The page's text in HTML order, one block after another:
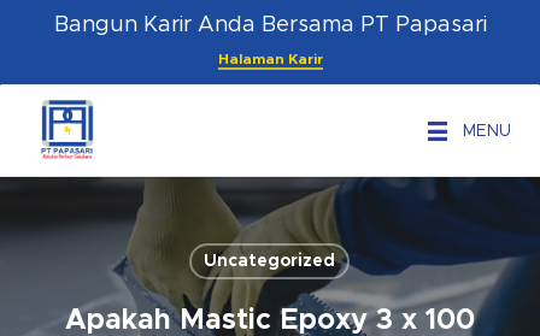
content
Bangun Karir Anda Bersama PT Papasari
Halaman Karir
MENU
Uncategorized
Apakah Mastic Epoxy 3 x 100
Menu